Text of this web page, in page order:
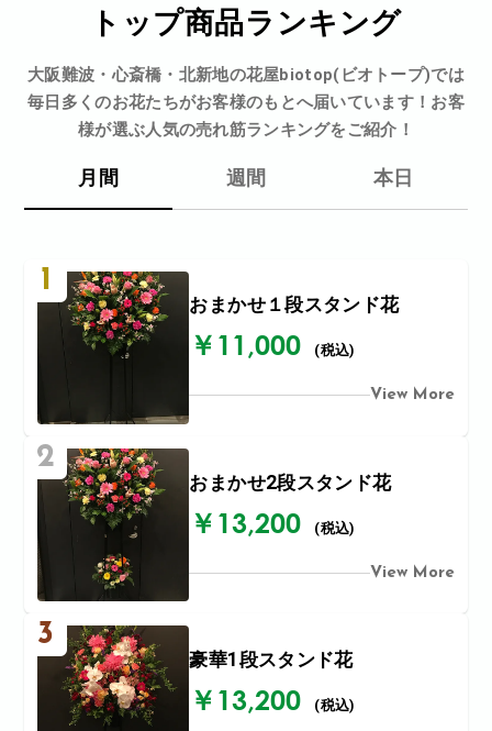
トップ商品ランキング
大阪難波・心斎橋・北新地の花屋biotop(ビオトープ)では
毎日多くのお花たちがお客様のもとへ届いています！お客
様が選ぶ人気の売れ筋ランキングをご紹介！
月間 週間 本日
1
おまかせ１段スタンド花
￥11,000 (税込)
View More
2
おまかせ2段スタンド花
￥13,200 (税込)
View More
3
豪華1段スタンド花
￥13,200 (税込)